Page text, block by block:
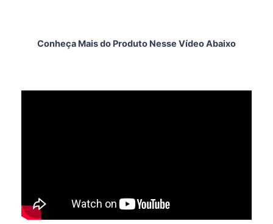
Conheça Mais do Produto Nesse Vídeo Abaixo